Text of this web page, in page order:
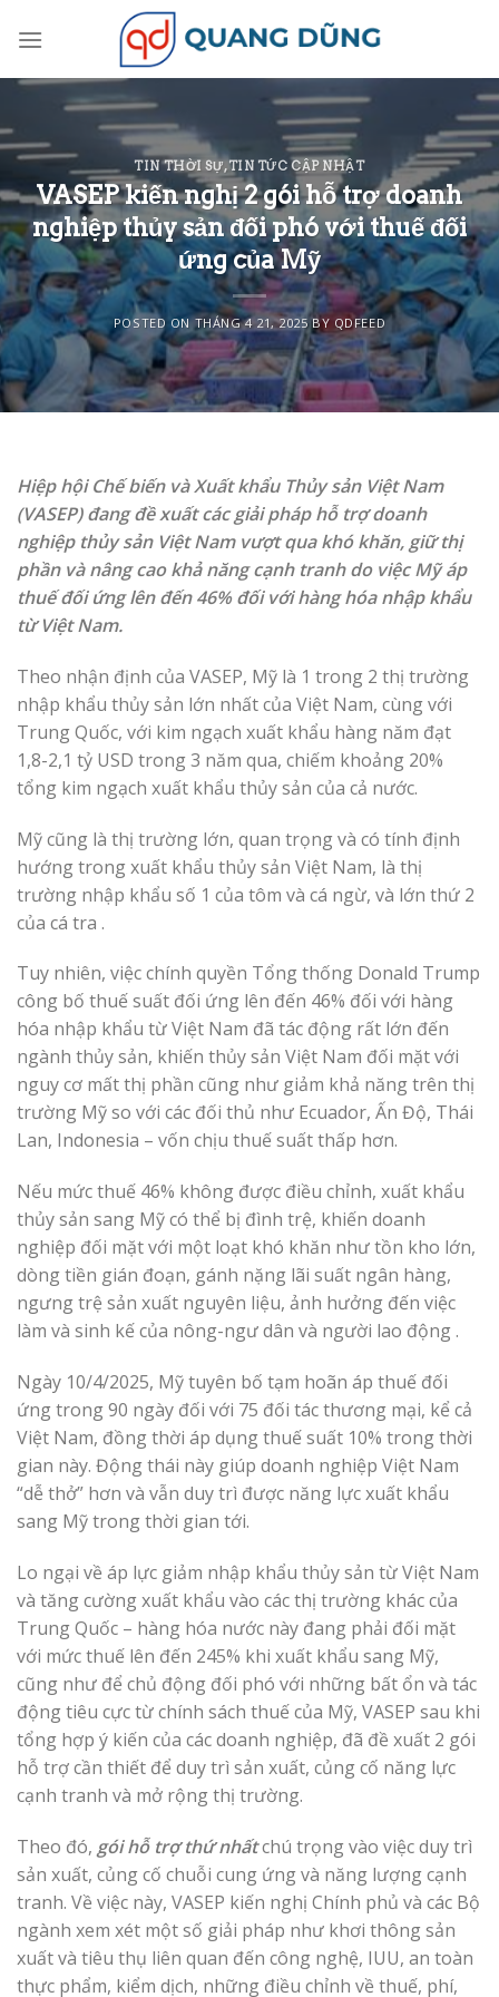
TIN THỜI SỰ,TIN TỨC CẬP NHẬT
VASEP kiến nghị 2 gói hỗ trợ doanh
nghiệp thủy sản đối phó với thuế đối
ứng của Mỹ
POSTED ONTHÁNG 4 21, 2025BY QDFEED
Hiệp hội Chế biến và Xuất khẩu Thủy sản Việt Nam
(VASEP) đang đề xuất các giải pháp hỗ trợ doanh
nghiệp thủy sản Việt Nam vượt qua khó khăn, giữ thị
phần và nâng cao khả năng cạnh tranh do việc Mỹ áp
thuế đối ứng lên đến 46% đối với hàng hóa nhập khẩu
từ Việt Nam.
Theo nhận định của VASEP, Mỹ là 1 trong 2 thị trường
nhập khẩu thủy sản lớn nhất của Việt Nam, cùng với
Trung Quốc, với kim ngạch xuất khẩu hàng năm đạt
1,8-2,1 tỷ USD trong 3 năm qua, chiếm khoảng 20%
tổng kim ngạch xuất khẩu thủy sản của cả nước.
Mỹ cũng là thị trường lớn, quan trọng và có tính định
hướng trong xuất khẩu thủy sản Việt Nam, là thị
trường nhập khẩu số 1 của tôm và cá ngừ, và lớn thứ 2
của cá tra .
Tuy nhiên, việc chính quyền Tổng thống Donald Trump
công bố thuế suất đối ứng lên đến 46% đối với hàng
hóa nhập khẩu từ Việt Nam đã tác động rất lớn đến
ngành thủy sản, khiến thủy sản Việt Nam đối mặt với
nguy cơ mất thị phần cũng như giảm khả năng trên thị
trường Mỹ so với các đối thủ như Ecuador, Ấn Độ, Thái
Lan, Indonesia – vốn chịu thuế suất thấp hơn.
Nếu mức thuế 46% không được điều chỉnh, xuất khẩu
thủy sản sang Mỹ có thể bị đình trệ, khiến doanh
nghiệp đối mặt với một loạt khó khăn như tồn kho lớn,
dòng tiền gián đoạn, gánh nặng lãi suất ngân hàng,
ngưng trệ sản xuất nguyên liệu, ảnh hưởng đến việc
làm và sinh kế của nông-ngư dân và người lao động .
Ngày 10/4/2025, Mỹ tuyên bố tạm hoãn áp thuế đối
ứng trong 90 ngày đối với 75 đối tác thương mại, kể cả
Việt Nam, đồng thời áp dụng thuế suất 10% trong thời
gian này. Động thái này giúp doanh nghiệp Việt Nam
“dễ thở” hơn và vẫn duy trì được năng lực xuất khẩu
sang Mỹ trong thời gian tới.
Lo ngại về áp lực giảm nhập khẩu thủy sản từ Việt Nam
và tăng cường xuất khẩu vào các thị trường khác của
Trung Quốc – hàng hóa nước này đang phải đối mặt
với mức thuế lên đến 245% khi xuất khẩu sang Mỹ,
cũng như để chủ động đối phó với những bất ổn và tác
động tiêu cực từ chính sách thuế của Mỹ, VASEP sau khi
tổng hợp ý kiến của các doanh nghiệp, đã đề xuất 2 gói
hỗ trợ cần thiết để duy trì sản xuất, củng cố năng lực
cạnh tranh và mở rộng thị trường.
Theo đó, gói hỗ trợ thứ nhấtchú trọng vào việc duy trì
sản xuất, củng cố chuỗi cung ứng và năng lượng cạnh
tranh. Về việc này, VASEP kiến nghị Chính phủ và các Bộ
ngành xem xét một số giải pháp như khơi thông sản
xuất và tiêu thụ liên quan đến công nghệ, IUU, an toàn
thực phẩm, kiểm dịch, những điều chỉnh về thuế, phí,